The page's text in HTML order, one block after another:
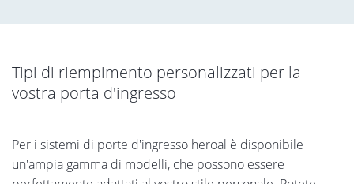
Tipi di riempimento personalizzati per la
vostra porta d'ingresso
Per i sistemi di porte d'ingresso heroal è disponibile
un'ampia gamma di modelli, che possono essere